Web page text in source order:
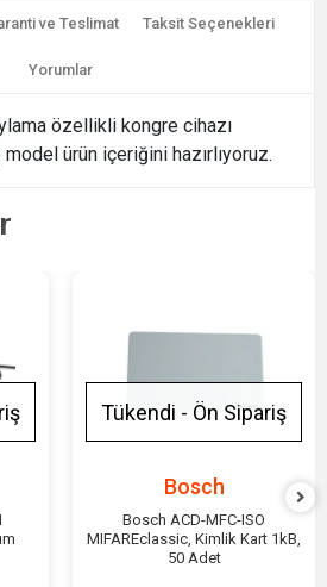
ve Teslimat Taksit Seçenekleri
Yorumlar
özellikli kongre cihazı
ürün içeriğini hazırlıyoruz.
Tükendi - Ön Sipariş
Bosch
Bosch ACD-MFC-ISO
MIFAREclassic, Kimlik Kart 1kB,
50 Adet